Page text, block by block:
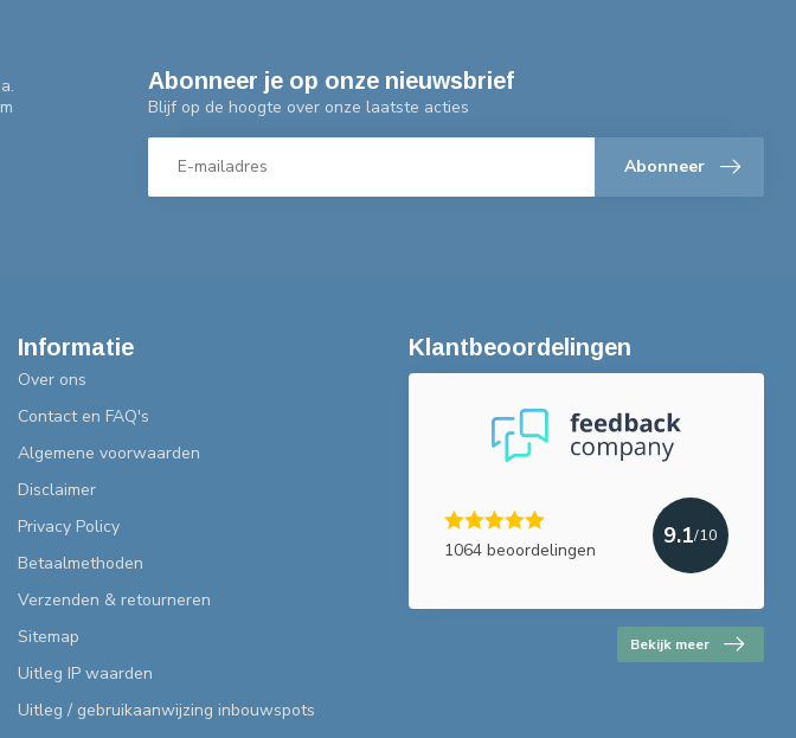
Abonneer je op onze nieuwsbrief
Blijf op de hoogte over onze laatste acties
Abonneer
Informatie
Over ons
Contact en FAQ's
Algemene voorwaarden
Disclaimer
Privacy Policy
Betaalmethoden
Verzenden & retourneren
Sitemap
Uitleg IP waarden
Uitleg / gebruikaanwijzing inbouwspots
Klantbeoordelingen
1064 beoordelingen
9.1/10
Bekijk meer